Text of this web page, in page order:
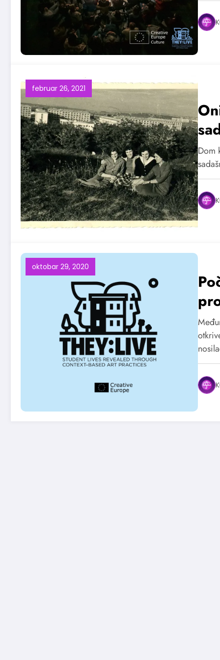
februar 26, 2021
Dom
oktobar 29, 2020